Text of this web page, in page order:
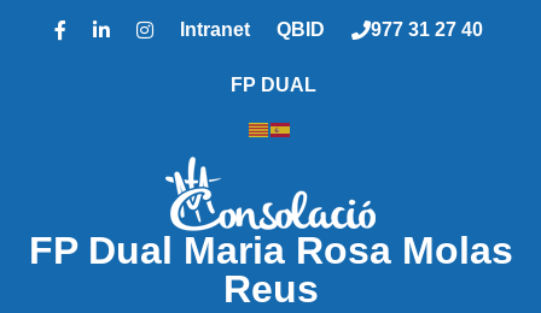
Intranet QBID 977 31 27 40
FP DUAL
FP Dual Maria Rosa Molas
Reus